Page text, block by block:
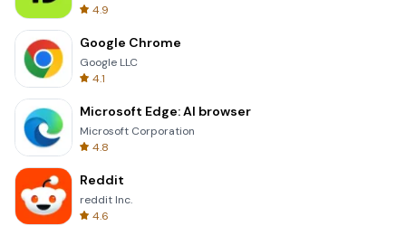
4.9
Google Chrome
Google LLC
4.1
Microsoft Edge: AI browser
Microsoft Corporation
4.8
Reddit
reddit Inc.
4.6